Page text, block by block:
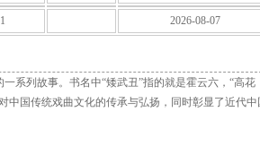
2026-08-07
系列故事。书名中“矮武丑”指的就是霍云六，“高花
中国传统戏曲文化的传承与弘扬，同时彰显了近代中